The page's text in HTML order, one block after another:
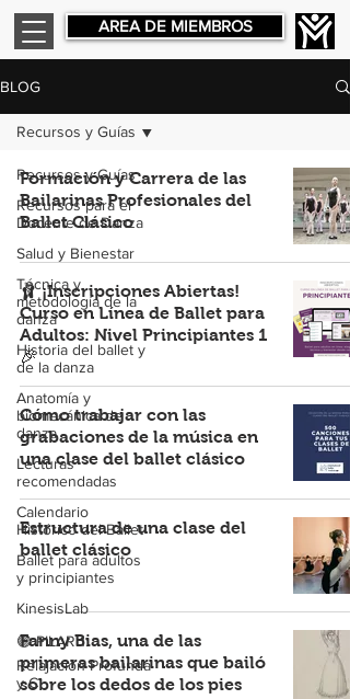
AREA DE MIEMBROS
BLOG
Recursos y Guías
Recursos para el
Docente de Danza
Salud y Bienestar
Técnica y
metodología de la
danza
Historia del ballet y
de la danza
Anatomía y
biomecánica de
danza
Lecturas
recomendadas
Calendario
Histórico del Ballet
Ballet para adultos
y principiantes
KinesisLab
🟣 PILAR 1:
Relajación Profunda
y C
Recursos y Guías
Formación y Carrera de las
Bailarinas Profesionales del
Ballet Clásico
🩰 ¡Inscripciones Abiertas!
Curso en Línea de Ballet para
Adultos: Nivel Principiantes 1
🎉
Cómo trabajar con las
grabaciones de la música en
una clase del ballet clásico
Estructura de una clase del
ballet clásico
Fanny Bias, una de las
primeras bailarinas que bailó
sobre los dedos de los pies